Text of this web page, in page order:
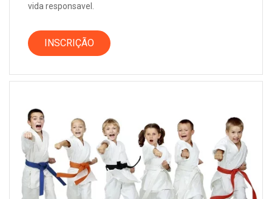
vida responsavel.
INSCRIÇÃO